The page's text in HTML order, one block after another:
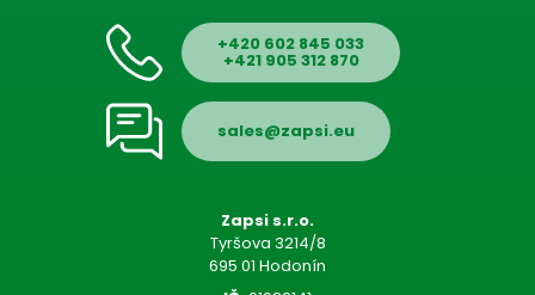
+420 602 845 033
+421 905 312 870
sales@zapsi.eu
Zapsi s.r.o.
Tyršova 3214/8
695 01 Hodonín